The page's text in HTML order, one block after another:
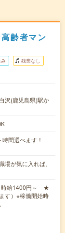
齢者マン
み 残業なし
沢(鹿児島県)駅か
間選べます！
が気に入れば、
時給1400円～ ★
す）※稼働開始時